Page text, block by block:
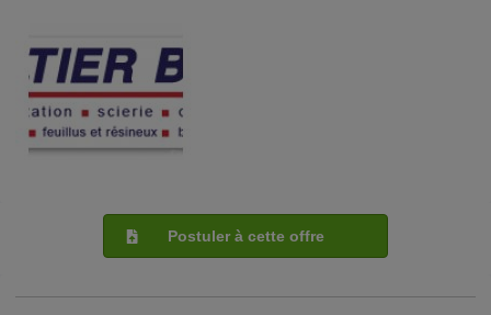
Postuler à cette offre